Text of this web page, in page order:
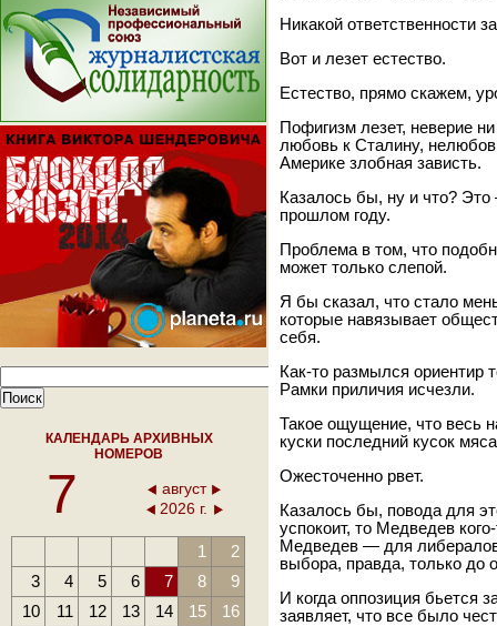
КАЛЕНДАРЬ АРХИВНЫХ
НОМЕРОВ
7
август
2026 г.
1
2
3
4 5 6 7 8
9
10
11 12 13 14 15
16
Никакой ответственности
Вот и лезет естество.
Естество, прямо скажем,
Пофигизм лезет, неверие
любовь к Сталину,
Америке злобная зависть.
Казалось бы, ну и что?
прошлом году.
Проблема в том, что
может только слепой.
Я бы сказал, что стало
которые навязывает
себя.
Как-то размылся ориентир
Рамки приличия исчезли.
Такое ощущение, что весь
куски последний кусок
Ожесточенно рвет.
Казалось бы, повода для
успокоит, то Медведев
Медведев — для
выбора, правда, только до
И когда оппозиция бьется
заявляет, что все было